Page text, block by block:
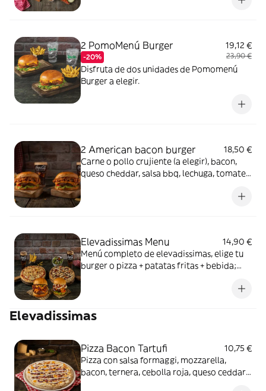
2 PomoMenú Burger
-20%
19,12 €
23,90 €
Disfruta de dos unidades de Pomomenú
Burger a elegir.
2 American bacon burger
18,50 €
Carne o pollo crujiente (a elegir), bacon,
queso cheddar, salsa bbq, lechuga, tomate y
Elevadissimas Menu
14,90 €
Menú completo de elevadissimas, elige tu
burger o pizza + patatas fritas + bebida;
Elevadissimas
Pizza Bacon Tartufi
10,75 €
Pizza con salsa formaggi, mozzarella,
bacon, ternera, cebolla roja, queso ceddar y